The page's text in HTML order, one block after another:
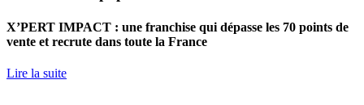
X’PERT IMPACT : une franchise qui dépasse les 70 points de
vente et recrute dans toute la France
Lire la suite